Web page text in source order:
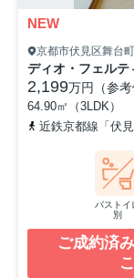
NEW
京都市伏見区舞台町
ディオ・フェル
2,199万円（参考
64.90㎡（3LDK）
近鉄京都線「伏
バストイ
別
ご成約済